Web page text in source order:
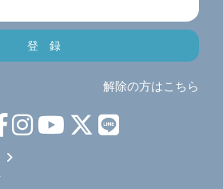
解除の方はこちら